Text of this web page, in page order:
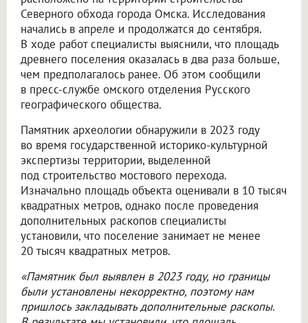
Северного обхода города Омска. Исследования
начались в апреле и продолжатся до сентября.
В ходе работ специалисты выяснили, что площадь
древнего поселения оказалась в два раза больше,
чем предполагалось ранее. Об этом сообщили
в пресс-службе омского отделения Русского
географического общества.
Памятник археологии обнаружили в 2023 году
во время государственной историко-культурной
экспертизы территории, выделенной
под строительство мостового перехода.
Изначально площадь объекта оценивали в 10 тысяч
квадратных метров, однако после проведения
дополнительных раскопов специалисты
установили, что поселение занимает не менее
20 тысяч квадратных метров.
«Памятник был выявлен в 2023 году, но границы
были установлены некорректно, поэтому нам
пришлось закладывать дополнительные раскопы.